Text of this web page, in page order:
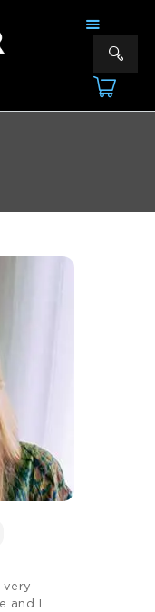
&Αξεσουάρ
very
and I